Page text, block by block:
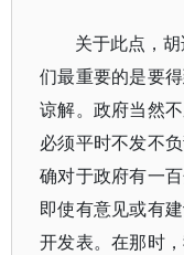
关于此点，
们最重要的是要
谅解。政府当然
必须平时不发不
确对于政府有一
即使有意见或有
开发表。在那时